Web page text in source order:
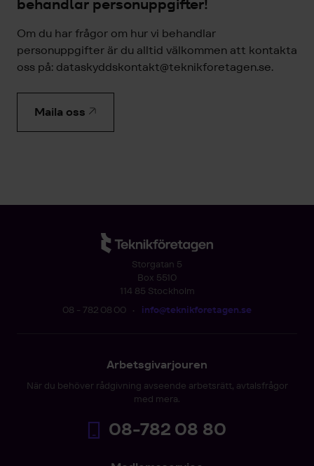
behandlar personuppgifter!
Om du har frågor om hur vi behandlar
personuppgifter är du alltid välkommen att kontakta
oss på: dataskyddskontakt@teknikforetagen.se.
Maila oss
Storgatan 5
Box 5510
114 85 Stockholm
08 - 782 08 00 • info@teknikforetagen.se
Arbetsgivarjouren
När du behöver rådgivning avseende arbetsrätt, avtalsfrågor
med mera.
08-782 08 80